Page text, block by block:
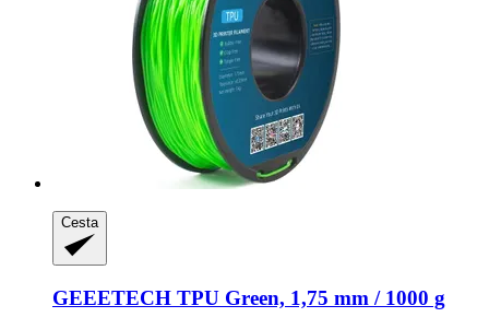
Cesta
GEEETECH TPU Green, 1,75 mm / 1000 g